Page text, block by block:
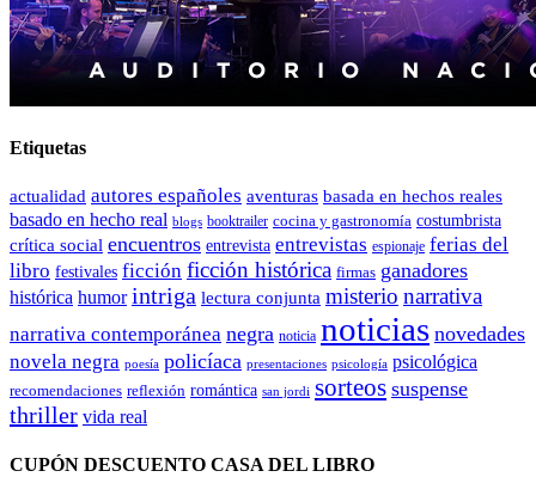
Etiquetas
actualidad autores españoles aventuras basada en hechos reales
basado en hecho real blogs booktrailer cocina y gastronomía costumbrista
crítica social encuentros entrevista entrevistas espionaje ferias del
libro festivales ficción ficción histórica firmas ganadores
histórica humor intriga lectura conjunta misterio narrativa
narrativa contemporánea negra noticia noticias novedades
novela negra poesía policíaca presentaciones psicología psicológica
recomendaciones reflexión romántica san jordi sorteos suspense
thriller vida real
CUPÓN DESCUENTO CASA DEL LIBRO